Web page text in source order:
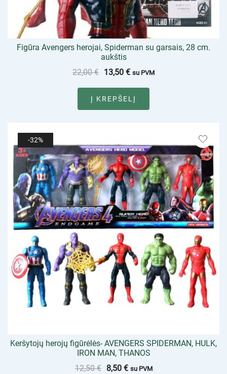
Figūra Avengers herojai, Spiderman su garsais, 28 cm.
aukštis
22,00€ 13,50 € su PVM
Į KREPŠELĮ
-32%
Keršytojų herojų figūrėlės- AVENGERS SPIDERMAN, HULK,
IRON MAN, THANOS
12,50€ 8,50 € su PVM